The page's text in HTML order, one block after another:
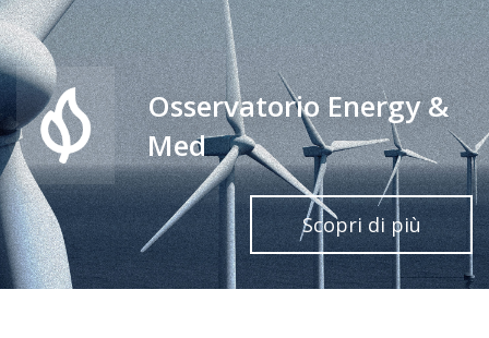
Osservatorio Energy &
Med
Scopri di più